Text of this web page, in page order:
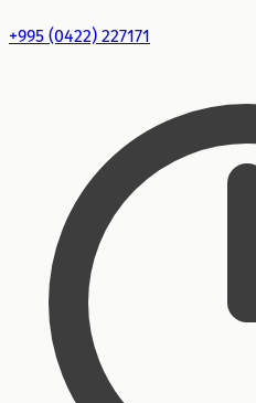
+995 (0422) 227171